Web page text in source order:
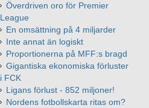
Överdriven oro för Premier
League
En omsättning på 4 miljarder
Inte annat än logiskt
Proportionerna på MFF:s bragd
Gigantiska ekonomiska förluster
i FCK
Ligans förlust - 852 miljoner!
Nordens fotbollskarta ritas om?